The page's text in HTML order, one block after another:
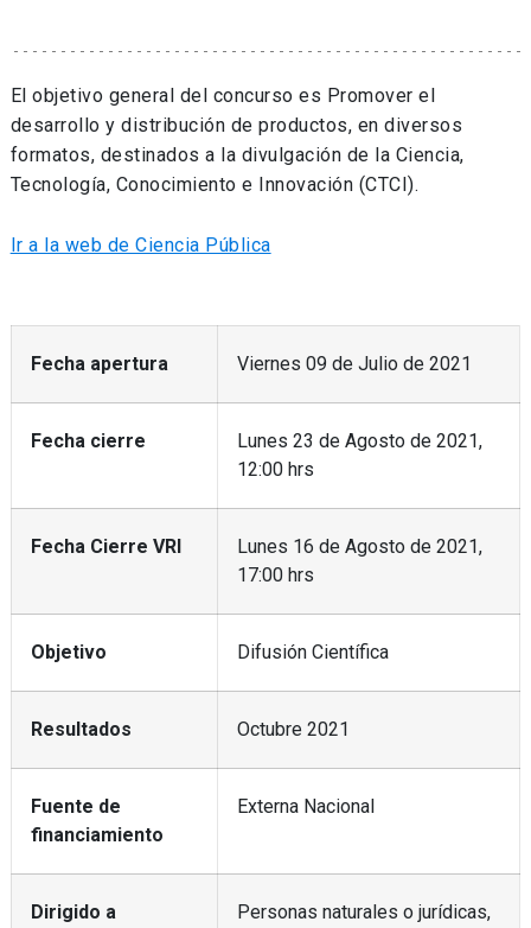
El objetivo general del concurso es Promover el
desarrollo y distribución de productos, en diversos
formatos, destinados a la divulgación de la Ciencia,
Tecnología, Conocimiento e Innovación (CTCI).
Ir a la web de Ciencia Pública
Fecha apertura Viernes 09 de Julio de 2021
Fecha cierre
Lunes 23 de Agosto de 2021,
12:00 hrs
Fecha Cierre VRI
Lunes 16 de Agosto de 2021,
17:00 hrs
Objetivo Difusión Científica
Resultados Octubre 2021
Fuente de
financiamiento
Externa Nacional
Dirigido a
Personas naturales o jurídicas,